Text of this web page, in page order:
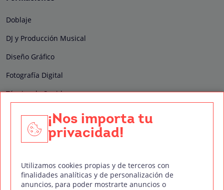
Doblaje
DJ y Producción Musical
Diseño Gráfico
Fotografía Digital
Técnico de Sonido
Edición y Postproducción de Vídeo
Nuestros sellos de calidad
¡Nos importa tu
privacidad!
Utilizamos cookies propias y de terceros con
finalidades analíticas y de personalización de
anuncios, para poder mostrarte anuncios o